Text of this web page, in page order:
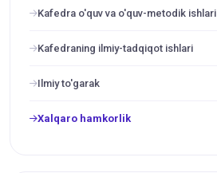
Kafedra o'quv va o'quv-metodik ishlari
Kafedraning ilmiy-tadqiqot ishlari
Ilmiy to'garak
Xalqaro hamkorlik